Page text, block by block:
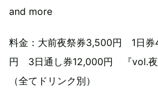
and more
料金：大前夜祭券3,500円 1日
円 3日通し券12,000円 『vol.夜
（全てドリンク別）